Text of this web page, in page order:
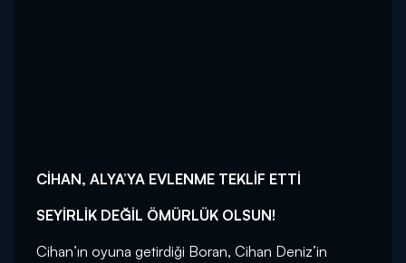
CİHAN, ALYA’YA EVLENME TEKLİF ETTİ
SEYİRLİK DEĞİL ÖMÜRLÜK OLSUN!
Cihan’ın oyuna getirdiği Boran, Cihan Deniz’in